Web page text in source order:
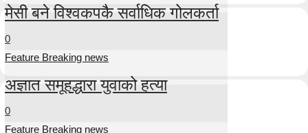
मेसी बने विश्वकपकै सर्वाधिक गोलकर्ता
0
Feature Breaking news
अज्ञात समूहद्धारा युवाको हत्या
0
Feature Breaking news